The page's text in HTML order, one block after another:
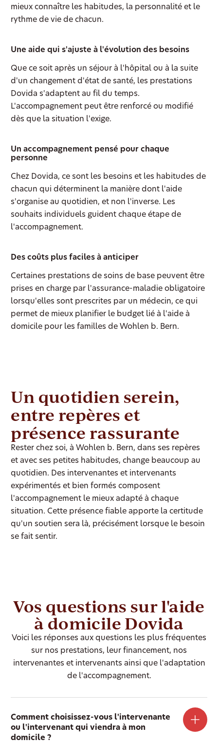
mieux connaître les habitudes, la personnalité et le
rythme de vie de chacun.
Une aide qui s'ajuste à l'évolution des besoins
Que ce soit après un séjour à l'hôpital ou à la suite
d'un changement d'état de santé, les prestations
Dovida s'adaptent au fil du temps.
L'accompagnement peut être renforcé ou modifié
dès que la situation l'exige.
Un accompagnement pensé pour chaque
personne
Chez Dovida, ce sont les besoins et les habitudes de
chacun qui déterminent la manière dont l'aide
s'organise au quotidien, et non l'inverse. Les
souhaits individuels guident chaque étape de
l'accompagnement.
Des coûts plus faciles à anticiper
Certaines prestations de soins de base peuvent être
prises en charge par l'assurance-maladie obligatoire
lorsqu'elles sont prescrites par un médecin, ce qui
permet de mieux planifier le budget lié à l'aide à
domicile pour les familles de Wohlen b. Bern.
Un quotidien serein,
entre repères et
présence rassurante
Rester chez soi, à Wohlen b. Bern, dans ses repères
et avec ses petites habitudes, change beaucoup au
quotidien. Des intervenantes et intervenants
expérimentés et bien formés composent
l'accompagnement le mieux adapté à chaque
situation. Cette présence fiable apporte la certitude
qu'un soutien sera là, précisément lorsque le besoin
se fait sentir.
Vos questions sur l'aide
à domicile Dovida
Voici les réponses aux questions les plus fréquentes
sur nos prestations, leur financement, nos
intervenantes et intervenants ainsi que l'adaptation
de l'accompagnement.
Comment choisissez-vous l'intervenante
ou l'intervenant qui viendra à mon
domicile ?